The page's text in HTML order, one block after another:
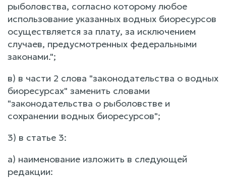
рыболовства, согласно которому любое
использование указанных водных биоресурсов
осуществляется за плату, за исключением
случаев, предусмотренных федеральными
законами.";
в) в части 2 слова "законодательства о водных
биоресурсах" заменить словами
"законодательства о рыболовстве и
сохранении водных биоресурсов";
3) в статье 3:
а) наименование изложить в следующей
редакции: